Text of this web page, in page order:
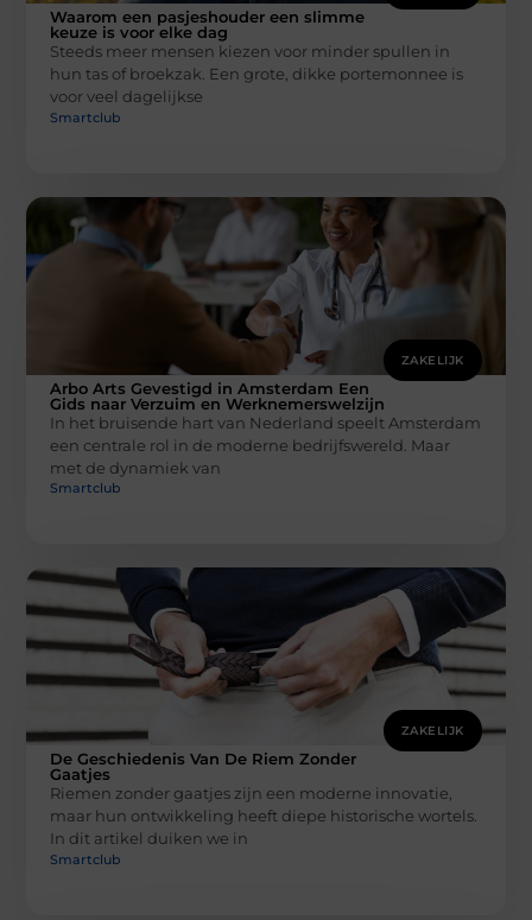
Waarom een pasjeshouder een slimme
keuze is voor elke dag
Steeds meer mensen kiezen voor minder spullen in
hun tas of broekzak. Een grote, dikke portemonnee is
voor veel dagelijkse
Smartclub
ZAKELIJK
Arbo Arts Gevestigd in Amsterdam Een
Gids naar Verzuim en Werknemerswelzijn
In het bruisende hart van Nederland speelt Amsterdam
een centrale rol in de moderne bedrijfswereld. Maar
met de dynamiek van
Smartclub
ZAKELIJK
De Geschiedenis Van De Riem Zonder
Gaatjes
Riemen zonder gaatjes zijn een moderne innovatie,
maar hun ontwikkeling heeft diepe historische wortels.
In dit artikel duiken we in
Smartclub